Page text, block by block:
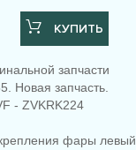
КУПИТЬ
запчасти
Новая запчасть.
- ZVKRK224
фары левый